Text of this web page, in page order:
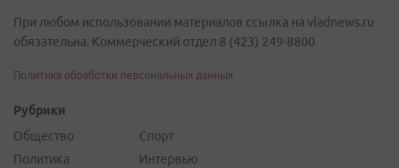
При любом использовании материалов ссылка на vladnews.ru
обязательна. Коммерческий отдел 8 (423) 249-8800
Политика обработки персональных данных
Рубрики
Общество
Политика
Спорт
Интервью